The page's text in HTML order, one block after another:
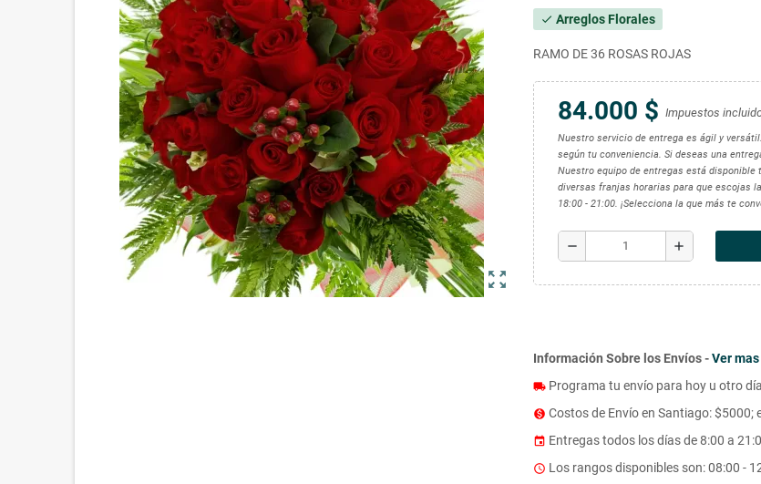
zoom_out_map
check Arreglos Florales
RAMO DE 36 ROSAS ROJAS
84.000 $ Impuestos
Nuestro servicio de entrega es ágil y
según tu conveniencia. Si deseas una
Nuestro equipo de entregas está disponible
diversas franjas horarias para que escojas
18:00 - 21:00. ¡Selecciona la que más te
remove add
Información Sobre los Envíos -Ver mas
local_shippingPrograma tu envío para hoy u otro
monetization_on Costos de Envío en Santiago: $5000;
event Entregas todos los días de 8:00 a
access_time Los rangos disponibles son: 08:00 -